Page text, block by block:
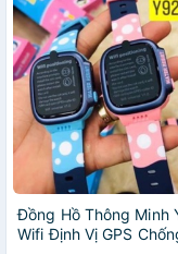
Đồng Hồ Thông Minh
Wifi Định Vị GPS